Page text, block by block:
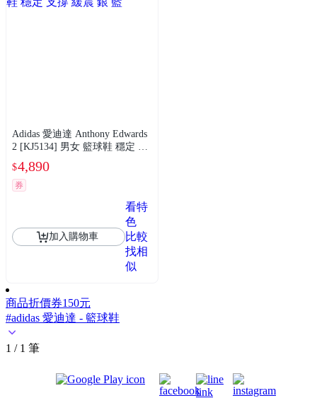
Adidas 愛迪達 Anthony Edwards
2 [KJ5134] 男女 籃球鞋 穩定 支
$4,890
券
加入購物車
看特
色
比較
找相
似
商品折價券150元
#adidas 愛迪達 - 籃球鞋
1 / 1 筆